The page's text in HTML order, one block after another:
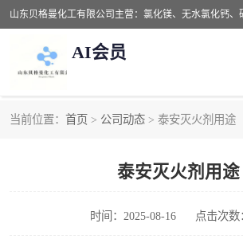
AI会员
当前位置： 首页 > 公司动态 > 泰安灭火剂用途
泰安灭火剂用途
时间：2025-08-16 点击次数
氯化钙
抑尘剂